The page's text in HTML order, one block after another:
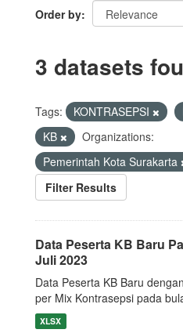
Order by
3 datasets
Tags: KONTRASEPSI
KB
Organizations:
Pemerintah Kota Surakarta
Filter Results
Data Peserta KB Baru
Juli 2023
Data Peserta KB Baru
per Mix Kontrasepsi pada
XLSX